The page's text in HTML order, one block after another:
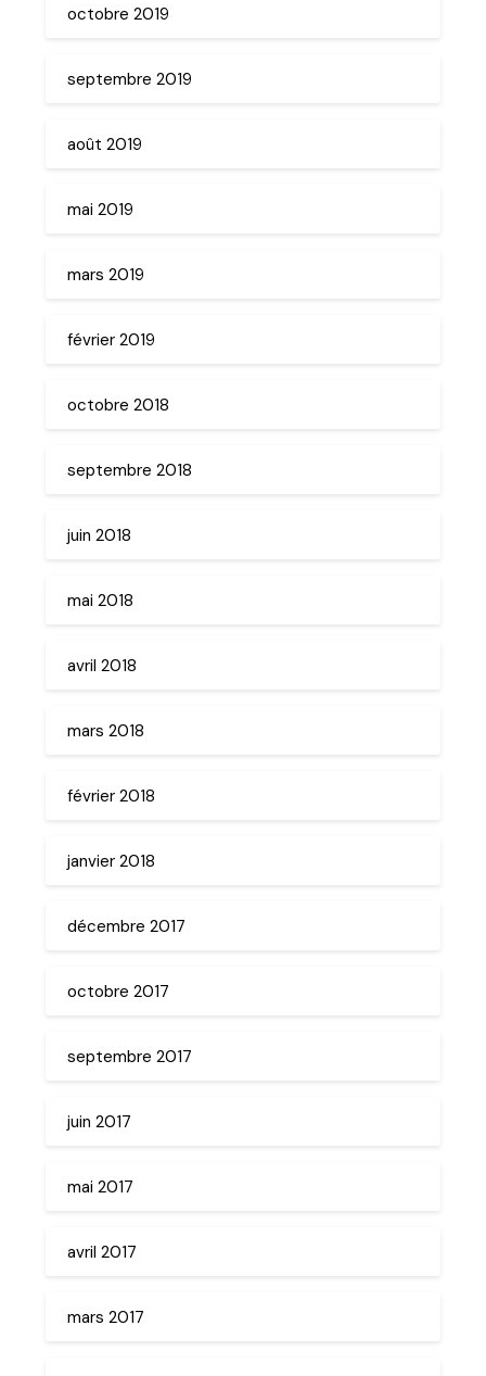
octobre 2019
septembre 2019
août 2019
mai 2019
mars 2019
février 2019
octobre 2018
septembre 2018
juin 2018
mai 2018
avril 2018
mars 2018
février 2018
janvier 2018
décembre 2017
octobre 2017
septembre 2017
juin 2017
mai 2017
avril 2017
mars 2017